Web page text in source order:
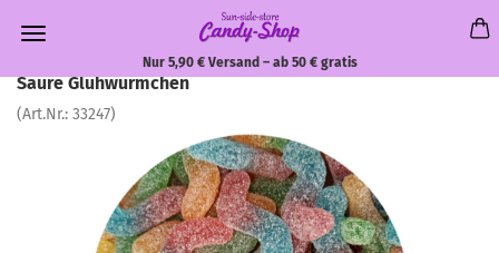
Nur 5,90 € Versand – ab 50 € gratis
Saure Glühwürmchen
(Art.Nr.: 33247)